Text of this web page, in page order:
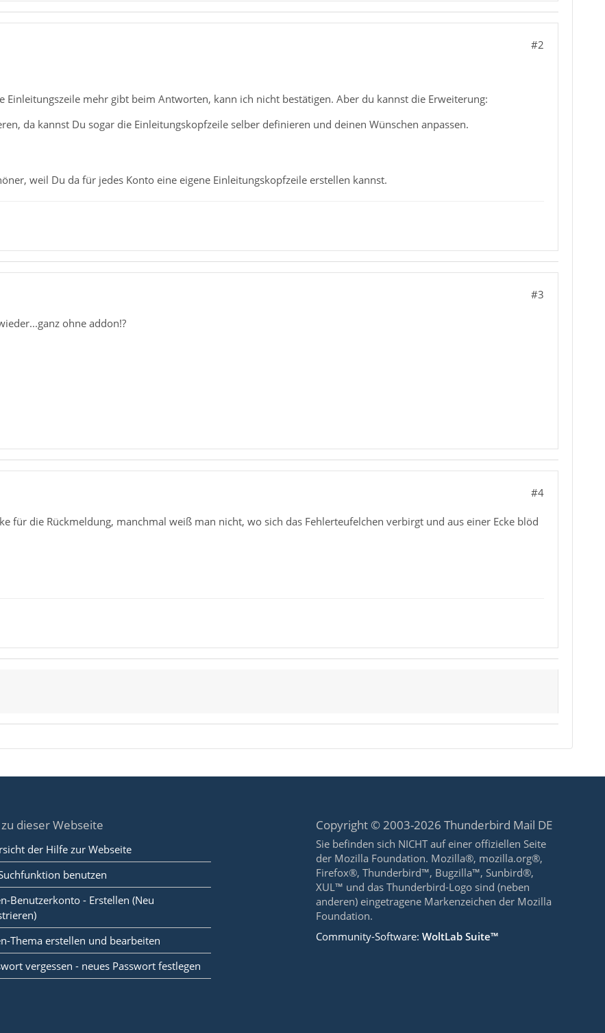
#2
Einleitungszeile mehr gibt beim Antworten, kann ich nicht bestätigen. Aber du kannst die Erweiterung:
da kannst Du sogar die Einleitungskopfzeile selber definieren und deinen Wünschen anpassen.
weil Du da für jedes Konto eine eigene Einleitungskopfzeile erstellen kannst.
#3
ohne addon!?
#4
für die Rückmeldung, manchmal weiß man nicht, wo sich das Fehlerteufelchen verbirgt und aus einer Ecke blöd
dieser Webseite
der Hilfe zur Webseite
benutzen
Benutzerkonto - Erstellen (Neu
Thema erstellen und bearbeiten
vergessen - neues Passwort festlegen
Copyright © 2003-2026 Thunderbird Mail DE
Sie befinden sich NICHT auf einer offiziellen Seite
der Mozilla Foundation. Mozilla®, mozilla.org®,
Firefox®, Thunderbird™, Bugzilla™, Sunbird®,
XUL™ und das Thunderbird-Logo sind (neben
anderen) eingetragene Markenzeichen der Mozilla
Foundation.
Community-Software:WoltLab Suite™